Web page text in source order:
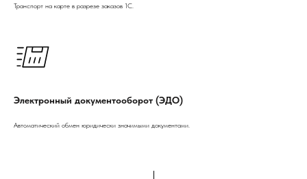
Транспорт на карте в разрезе заказов 1С.
Электронный документооборот (ЭДО)
Автоматический обмен юридически значимыми документами.